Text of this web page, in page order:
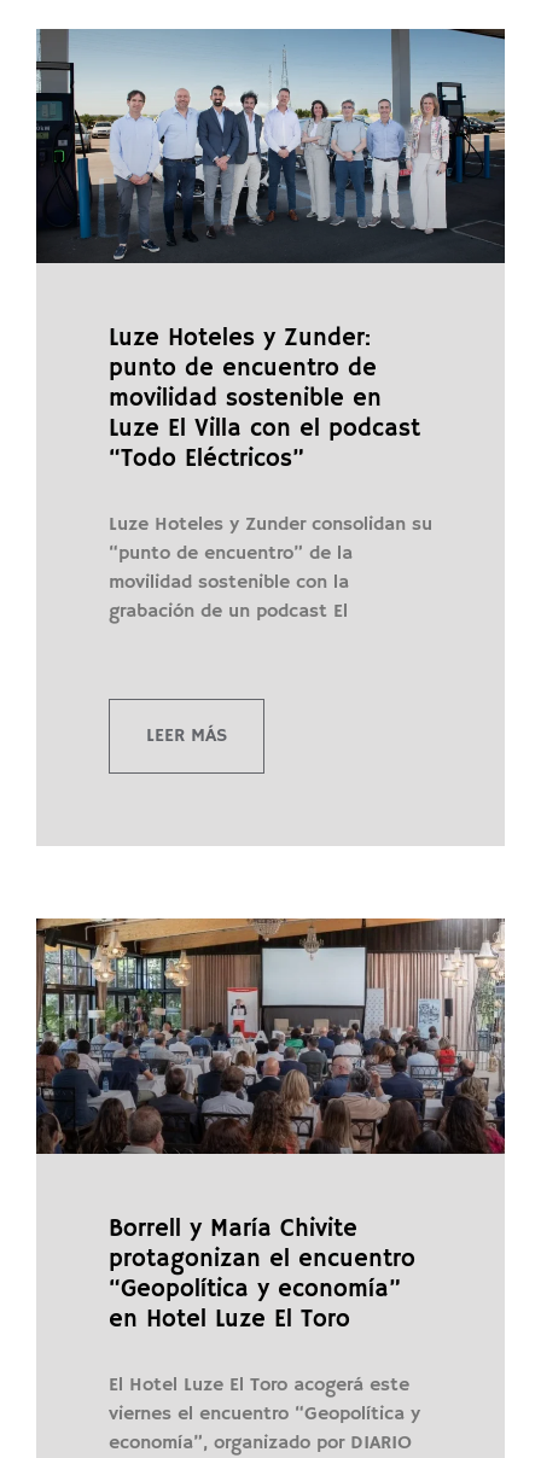
Luze Hoteles y Zunder:
punto de encuentro de
movilidad sostenible en
Luze El Villa con el podcast
“Todo Eléctricos”
Luze Hoteles y Zunder consolidan su
“punto de encuentro” de la
movilidad sostenible con la
grabación de un podcast El
LEER MÁS
Borrell y María Chivite
protagonizan el encuentro
“Geopolítica y economía”
en Hotel Luze El Toro
El Hotel Luze El Toro acogerá este
viernes el encuentro “Geopolítica y
economía”, organizado por DIARIO